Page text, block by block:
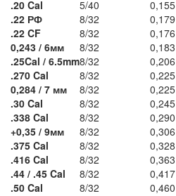
.20 Cal
5/40 0,155
.22 РФ
8/32 0,179
.22 CF
8/32 0,176
0,243 / 6мм
8/32 0,183
.25Cal / 6.5mm8/32 0,206
.270 Cal
8/32 0,225
0,284 / 7 мм
8/32 0,225
.30 Cal
8/32 0,245
.338 Cal
8/32 0,290
+0,35 / 9мм
8/32 0,306
.375 Cal
8/32 0,328
.416 Cal
8/32 0,363
.44 / .45 Cal
8/32 0,417
.50 Cal
8/32 0,460